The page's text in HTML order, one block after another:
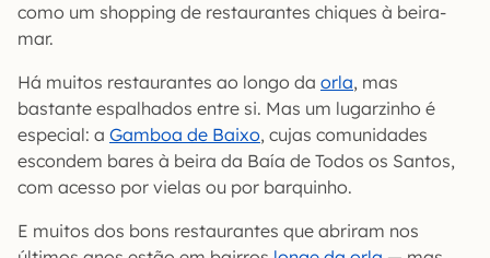
como um shopping de restaurantes chiques à beira-
mar.
Há muitos restaurantes ao longo da orla, mas
bastante espalhados entre si. Mas um lugarzinho é
especial: a Gamboa de Baixo, cujas comunidades
escondem bares à beira da Baía de Todos os Santos,
com acesso por vielas ou por barquinho.
E muitos dos bons restaurantes que abriram nos